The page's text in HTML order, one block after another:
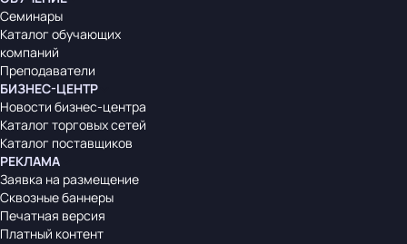
Семинары
Каталог обучающих
компаний
Преподаватели
БИЗНЕС-ЦЕНТР
Новости бизнес-центра
Каталог торговых сетей
Каталог поставщиков
РЕКЛАМА
Заявка на размещение
Сквозные баннеры
Печатная версия
Платный контент